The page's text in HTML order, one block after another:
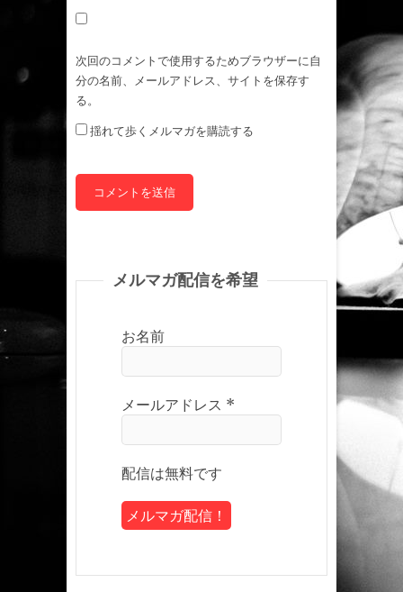
次回のコメントで使用するためブラウザーに自
分の名前、メールアドレス、サイトを保存す
る。
揺れて歩くメルマガを購読する
メルマガ配信を希望
お名前
メールアドレス *
配信は無料です